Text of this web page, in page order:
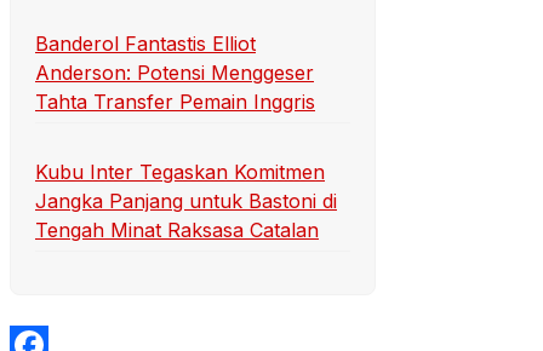
Banderol Fantastis Elliot
Anderson: Potensi Menggeser
Tahta Transfer Pemain Inggris
Kubu Inter Tegaskan Komitmen
Jangka Panjang untuk Bastoni di
Tengah Minat Raksasa Catalan